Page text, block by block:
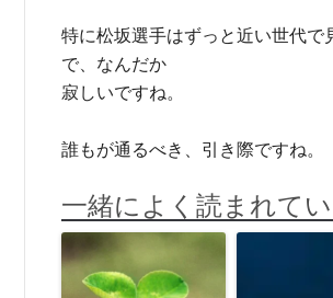
特に松坂選手はずっと近い世代で
で、なんだか
寂しいですね。
誰もが通るべき、引き際ですね。
一緒によく読まれて